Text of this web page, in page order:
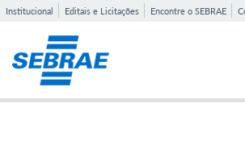
Institucional Editais e Licitações Encontre o SEBRAE